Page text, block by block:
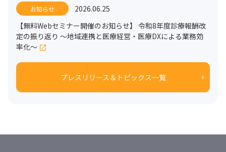
お知らせ
2026.06.25
【無料Webセミナー開催のお知らせ】 令和8年度診療報酬改
定の振り返り ～地域連携と医療経営・医療DXによる業務効
率化～
プレスリリース＆トピックス一覧